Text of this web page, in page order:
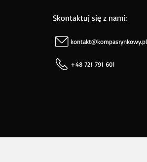
Skontaktuj się z nami:
kontakt@kompasrynkowy.pl
+48 721 791 601